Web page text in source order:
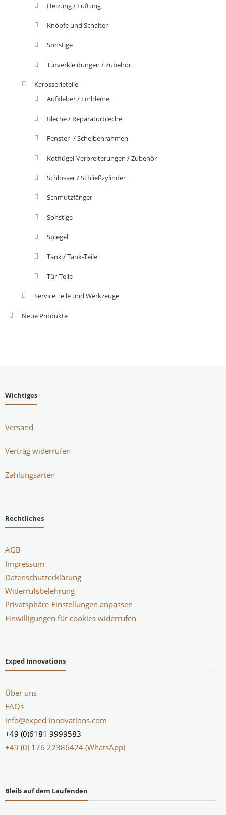
Heizung / Lüftung
Knöpfe und Schalter
Sonstige
Türverkleidungen / Zubehör
Karosserieteile
Aufkleber / Embleme
Bleche / Reparaturbleche
Fenster- / Scheibenrahmen
Kotflügel-Verbreiterungen / Zubehör
Schlösser / Schließzylinder
Schmutzfänger
Sonstige
Spiegel
Tank / Tank-Teile
Tür-Teile
Service Teile und Werkzeuge
Neue Produkte
Wichtiges
Versand
Vertrag widerrufen
Zahlungsarten
Rechtliches
AGB
Impressum
Datenschutzerklärung
Widerrufsbelehrung
Privatsphäre-Einstellungen anpassen
Einwilligungen für cookies widerrufen
Exped Innovations
Über uns
FAQs
info@exped-innovations.com
+49 (0)6181 9999583
+49 (0) 176 22386424 (WhatsApp)
Bleib auf dem Laufenden